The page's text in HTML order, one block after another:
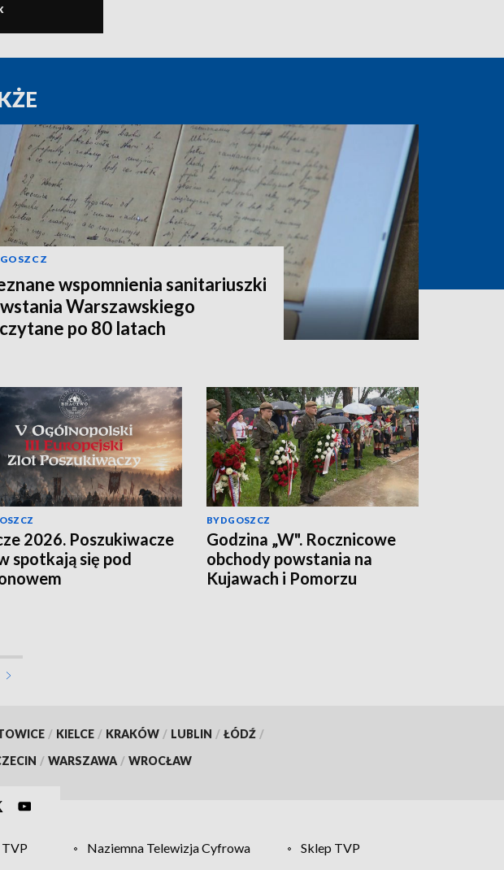
wspomnienia sanitariuszki
Warszawskiego
po 80 latach
2026. Poszukiwacze
spotkają się pod
BYDGOSZCZ
Godzina „W". Rocznicowe
obchody powstania na
Kujawach i Pomorzu
/ KIELCE / KRAKÓW / LUBLIN / ŁÓDŹ /
/ WARSZAWA / WROCŁAW
Naziemna Telewizja Cyfrowa
Sklep TVP